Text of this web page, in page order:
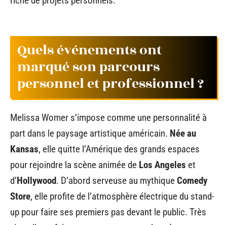
Quels événements ont
marqué son parcours
personnel et professionnel ?
Melissa Womer s’impose comme une personnalité à
part dans le paysage artistique américain. Née au
Kansas, elle quitte l’Amérique des grands espaces
pour rejoindre la scène animée de Los Angeles et
d’Hollywood. D’abord serveuse au mythiqueComedy
Store, elle profite de l’atmosphère électrique du stand-
up pour faire ses premiers pas devant le public. Très